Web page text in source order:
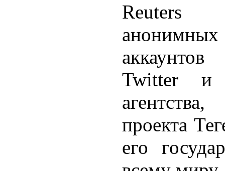
Reuters
Twitter и
проекта
его